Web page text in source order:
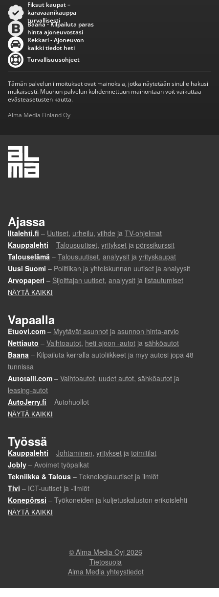
Fiksut kaupat –
karavaanikauppa
turvallisesti
Baana - Kilpailuta paras
hinta ajoneuvostasi
Rekkari - Ajoneuvon
kaikki tiedot heti
Turvallisuusohjeet
Tämän palvelun ilmoitukset ovat mainoksia, jotka näytetään sinulle hakusi
mukaisesti. Muuhun palvelun kohdennettuun mainontaan voit vaikuttaa
evästeasetusten kautta.
Alma Media Finland Oy